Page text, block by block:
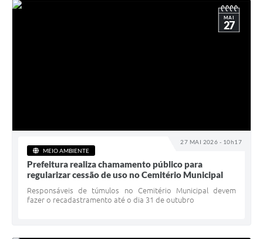
27 MAI 2026 - 10h17
MAI
27
MEIO AMBIENTE
Prefeitura realiza chamamento público para
regularizar cessão de uso no Cemitério Municipal
Responsáveis de túmulos no Cemitério Municipal devem
fazer o recadastramento até o dia 31 de outubro